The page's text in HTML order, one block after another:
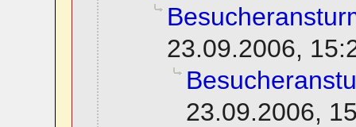
23.09.2006,
23.09.2006,